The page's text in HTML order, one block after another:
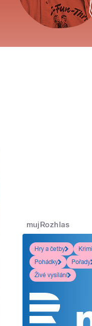
mujRozhlas
Hry a četby
Pohádky
Pořady
Živé vysílání